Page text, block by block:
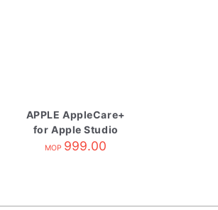
APPLE AppleCare+
for Apple Studio
Display
MOP 999.00